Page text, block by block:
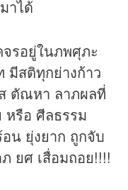
าได้
รอยู่ในภพศุภะ
มีสติทุกย่างก้าว
ตัณหา ลาภผลที่
รือ ศีลธรรม
น ยุ่งยาก ถูกจับ
ยศ เสื่อมถอย!!!!